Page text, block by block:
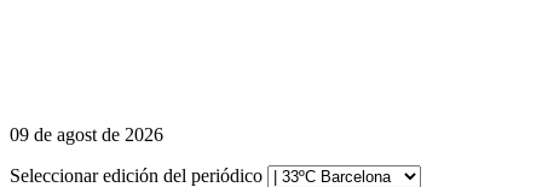
09 de agost de 2026
Seleccionar edición del periódico